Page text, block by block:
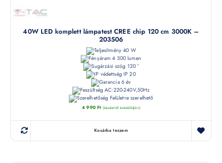
40W LED komplett lámpatest CREE chip 120 cm 3000K –
203506
40 W
4 300 lumen
120 °
IP 20
6 év
AC:220-240V,50Hz
Felületre szerelhető
4 990 Ft (készletről érdeklődjön)
Kosárba teszem